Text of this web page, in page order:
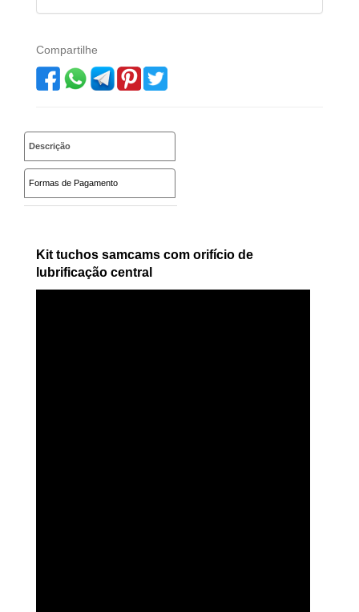
Compartilhe
Descrição
Formas de Pagamento
Kit tuchos samcams com orifício de
lubrificação central